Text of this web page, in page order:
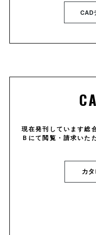
CAD
現在発刊しています総
Ｂにて閲覧・請求いた
カ